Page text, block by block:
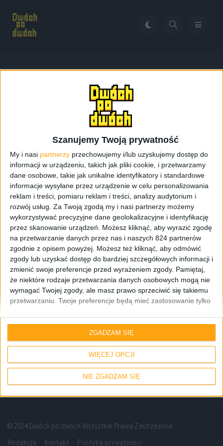
Szanujemy Twoją prywatność
My i nasi partnerzy przechowujemy i/lub uzyskujemy dostęp do
informacji w urządzeniu, takich jak pliki cookie, i przetwarzamy
dane osobowe, takie jak unikalne identyfikatory i standardowe
informacje wysyłane przez urządzenie w celu personalizowania
reklam i treści, pomiaru reklam i treści, analizy audytorium i
rozwój usług. Za Twoją zgodą my i nasi partnerzy możemy
wykorzystywać precyzyjne dane geolokalizacyjne i identyfikację
przez skanowanie urządzeń. Możesz kliknąć, aby wyrazić zgodę
na przetwarzanie danych przez nas i naszych 824 partnerów
zgodnie z opisem powyżej. Możesz też kliknąć, aby odmówić
zgody lub uzyskać dostęp do bardziej szczegółowych informacji i
zmienić swoje preferencje przed wyrażeniem zgody. Pamiętaj,
że niektóre rodzaje przetwarzania danych osobowych mogą nie
wymagać Twojej zgody, ale masz prawo sprzeciwić się takiemu
przetwarzaniu. Twoje preferencje będą mieć zastosowanie tylko
przycisk "Prywatność" na dole strony.
WIĘCEJ OPCJI
NIE ZGADZAM SIĘ
ZGADZAM SIĘ
Aktualizacja do Samsung Gear S
Aktualizacja do
Samsung Gear S
Gadżety osobiste
Krótko: Aktualizacja oprogramowania dla
Samsunga Gear S
© 2024 Dwóch po dwóch Wszystkie Prawa Zastrzeżone
Redakcja Kontakt Polityka prywatności